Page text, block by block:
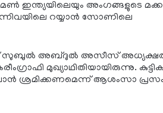
അംഗങ്ങളുടെ
റയ്യാന്‍ സോണിലെ
സുബുല്‍ അബ്ദുല്‍ അസീസ് അധ്യക്ഷത
മുഖ്യാഥിതിയായിരുന്നു.
ശ്രമിക്കണമെന്ന് ആശംസാ